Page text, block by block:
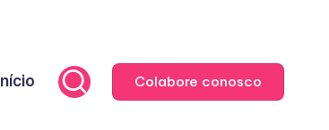
Início Colabore conosco